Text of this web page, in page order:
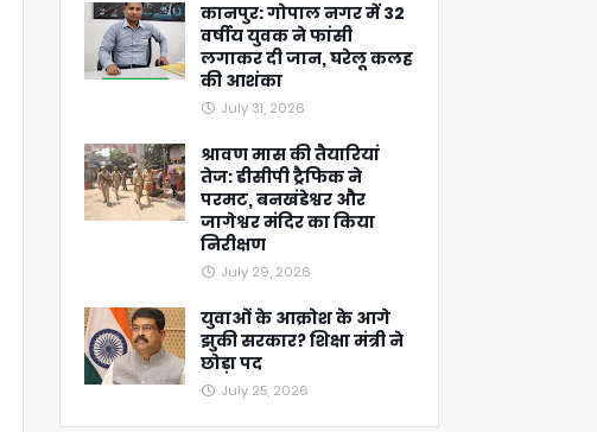
कानपुर: गोपाल नगर में 32
वर्षीय युवक ने फांसी
लगाकर दी जान, घरेलू कलह
की आशंका
July 31, 2026
श्रावण मास की तैयारियां
तेज: डीसीपी ट्रैफिक ने
परमट, बनखंडेश्वर और
जागेश्वर मंदिर का किया
निरीक्षण
July 29, 2026
युवाओं के आक्रोश के आगे
झुकी सरकार? शिक्षा मंत्री ने
छोड़ा पद
July 25, 2026